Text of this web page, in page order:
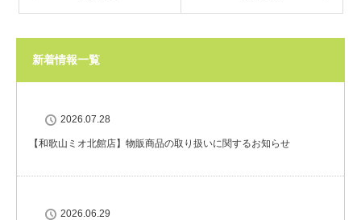
新着情報一覧
2026.07.28
【和歌山ミオ北館店】物販商品の取り扱いに関するお知らせ
2026.06.29